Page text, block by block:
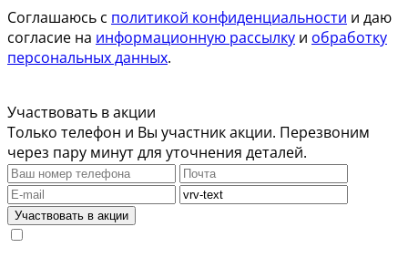
Соглашаюсь с политикой конфиденциальности и даю
согласие на информационную рассылку и обработку
персональных данных.
Участвовать в акции
Только телефон и Вы участник акции. Перезвоним
через пару минут для уточнения деталей.
Участвовать в акции